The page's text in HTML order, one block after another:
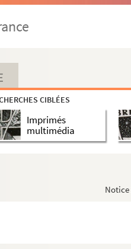
CIBLÉES
Imprimés
multimédia
Notice